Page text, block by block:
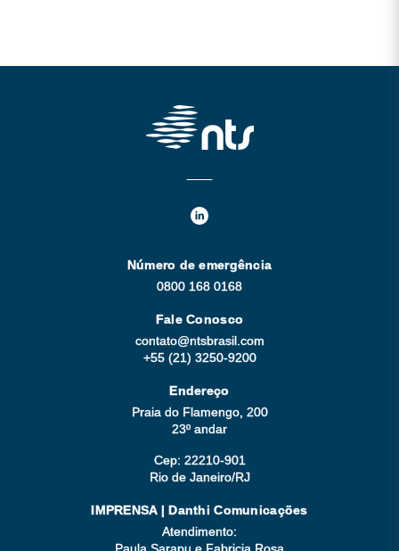
Número de emergência
0800 168 0168
Fale Conosco
contato@ntsbrasil.com
+55 (21) 3250-9200
Endereço
Praia do Flamengo, 200
23º andar
Cep: 22210-901
Rio de Janeiro/RJ
IMPRENSA | Danthi Comunicações
Atendimento: